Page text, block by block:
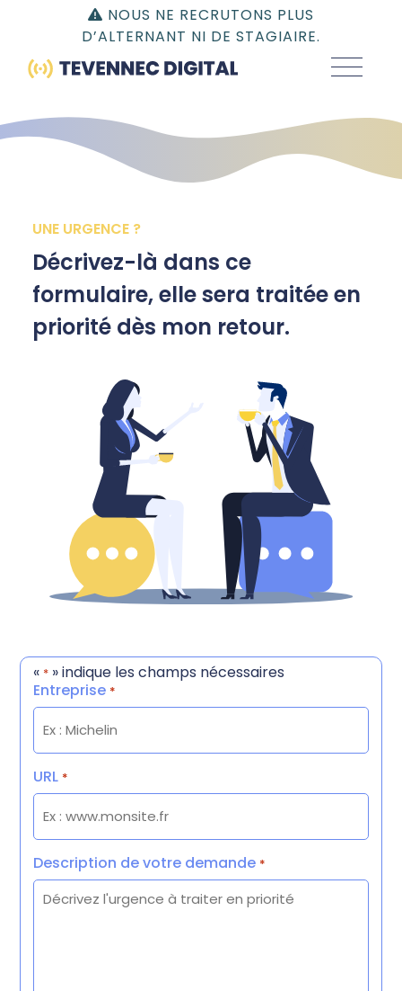
NOUS NE RECRUTONS PLUS
D’ALTERNANT NI DE STAGIAIRE.
UNE URGENCE ?
Décrivez-là dans ce
formulaire, elle sera traitée en
priorité dès mon retour.
« * » indique les champs nécessaires
Entreprise *
URL *
Description de votre demande *
Gestion du consentement | TEVENNEC DIGITAL